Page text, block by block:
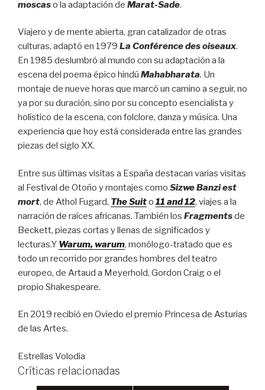
moscaso la adaptación de Marat-Sade.
Viajero y de mente abierta, gran catalizador de otras
culturas, adaptó en 1979 La Conférence des oiseaux.
En 1985 deslumbró al mundo con su adaptación a la
escena del poema épico hindú Mahabharata. Un
montaje de nueve horas que marcó un camino a seguir, no
ya por su duración, sino por su concepto esencialista y
holístico de la escena, con folclore, danza y música. Una
experiencia que hoy está considerada entre las grandes
piezas del siglo XX.
Entre sus últimas visitas a España destacan varias visitas
al Festival de Otoño y montajes como Sizwe Banzi est
mort, de Athol Fugard, The Suito 11 and 12, viajes a la
narración de raíces africanas. También los Fragmentsde
Beckett, piezas cortas y llenas de significados y
lecturas.Y Warum, warum, monólogo-tratado que es
todo un recorrido por grandes hombres del teatro
europeo, de Artaud a Meyerhold, Gordon Craig o el
propio Shakespeare.
En 2019 recibió en Oviedo el premio Princesa de Asturias
de las Artes.
Estrellas Volodia
Críticas relacionadas